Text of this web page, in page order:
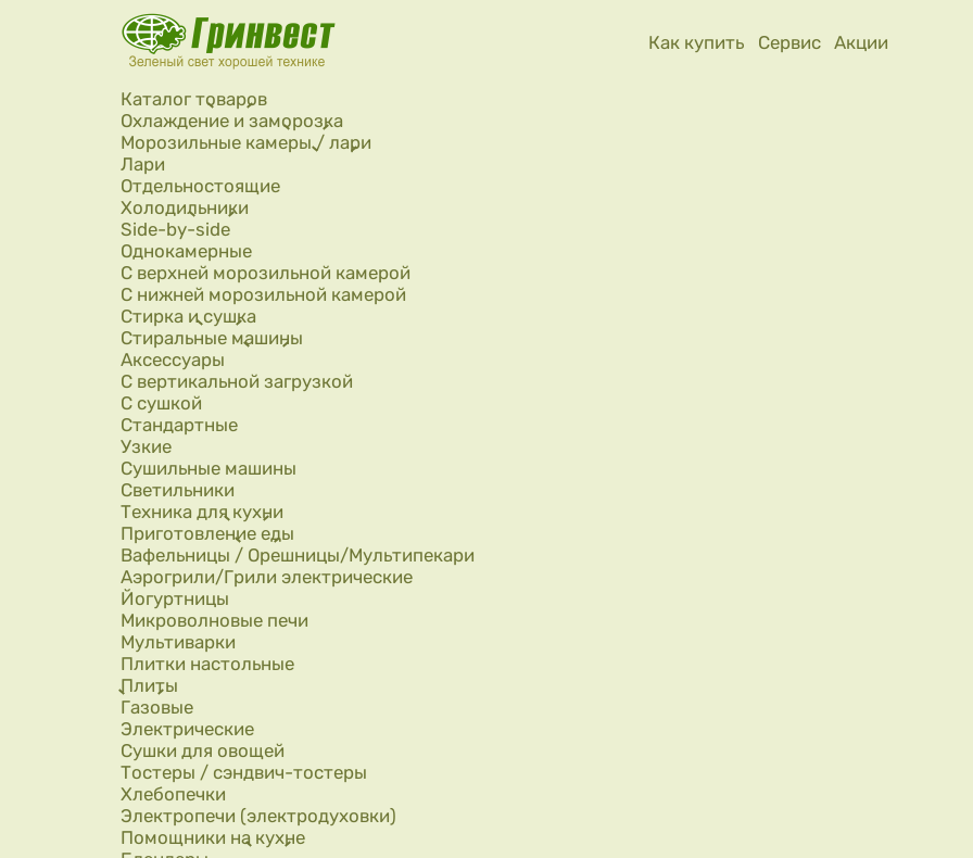
Перейти к основному содержанию
Как купить
Сервис Акции
Каталог товаров
Охлаждение и заморозка
Морозильные камеры / лари
Лари
Отдельностоящие
Холодильники
Side-by-side
Однокамерные
С верхней морозильной камерой
С нижней морозильной камерой
Стирка и сушка
Стиральные машины
Аксессуары
С вертикальной загрузкой
С сушкой
Стандартные
Узкие
Сушильные машины
Светильники
Техника для кухни
Приготовление еды
Вафельницы / Орешницы/Мультипекари
Аэрогрили/Грили электрические
Йогуртницы
Микроволновые печи
Мультиварки
Плитки настольные
Плиты
Газовые
Электрические
Сушки для овощей
Тостеры / сэндвич-тостеры
Хлебопечки
Электропечи (электродуховки)
Помощники на кухне